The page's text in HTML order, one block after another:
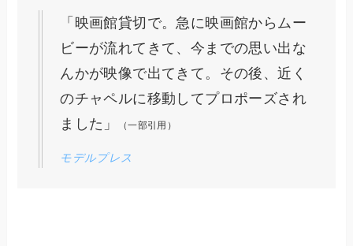
「映画館貸切で。急に映画館からムー
ビーが流れてきて、今までの思い出な
んかが映像で出てきて。その後、近く
のチャペルに移動してプロポーズされ
ました」
（一部引用）
モデルプレス